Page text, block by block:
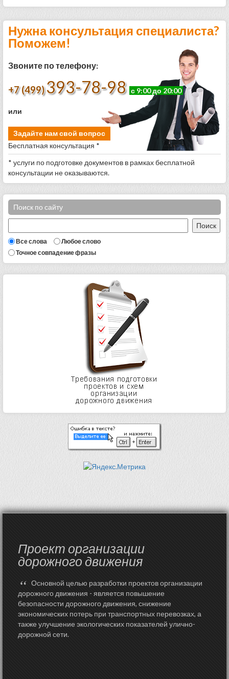
Нужна консультация специалиста?
Поможем!
Звоните по телефону:
+7 (499) 393-78-98 с 9:00 до 20:00
или
Задайте нам свой вопрос
Бесплатная консультация *
* услуги по подготовке документов в рамках бесплатной
консультации не оказываются.
Поиск по сайту
Все слова
Любое слово
Точное совпадение фразы
Проект организации
дорожного движения
“ Основной целью разработки проектов организации
дорожного движения - является повышение
безопасности дорожного движения, снижение
экономических потерь при транспортных перевозках, а
также улучшение экологических показателей улично-
дорожной сети.